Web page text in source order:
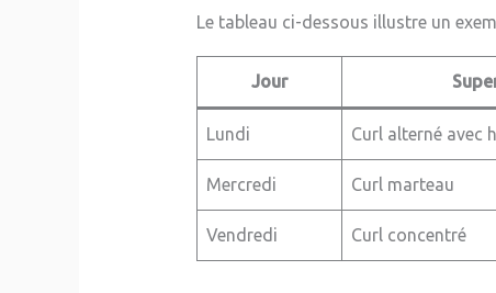
Le tableau ci-dessous illustre un
Jour
Lundi Curl alterné avec
Mercredi Curl marteau
Vendredi Curl concentré